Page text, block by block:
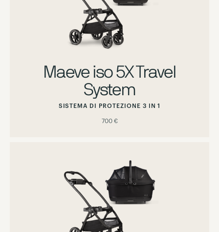
Maeve iso 5X Travel
System
SISTEMA DI PROTEZIONE 3 IN 1
700 €